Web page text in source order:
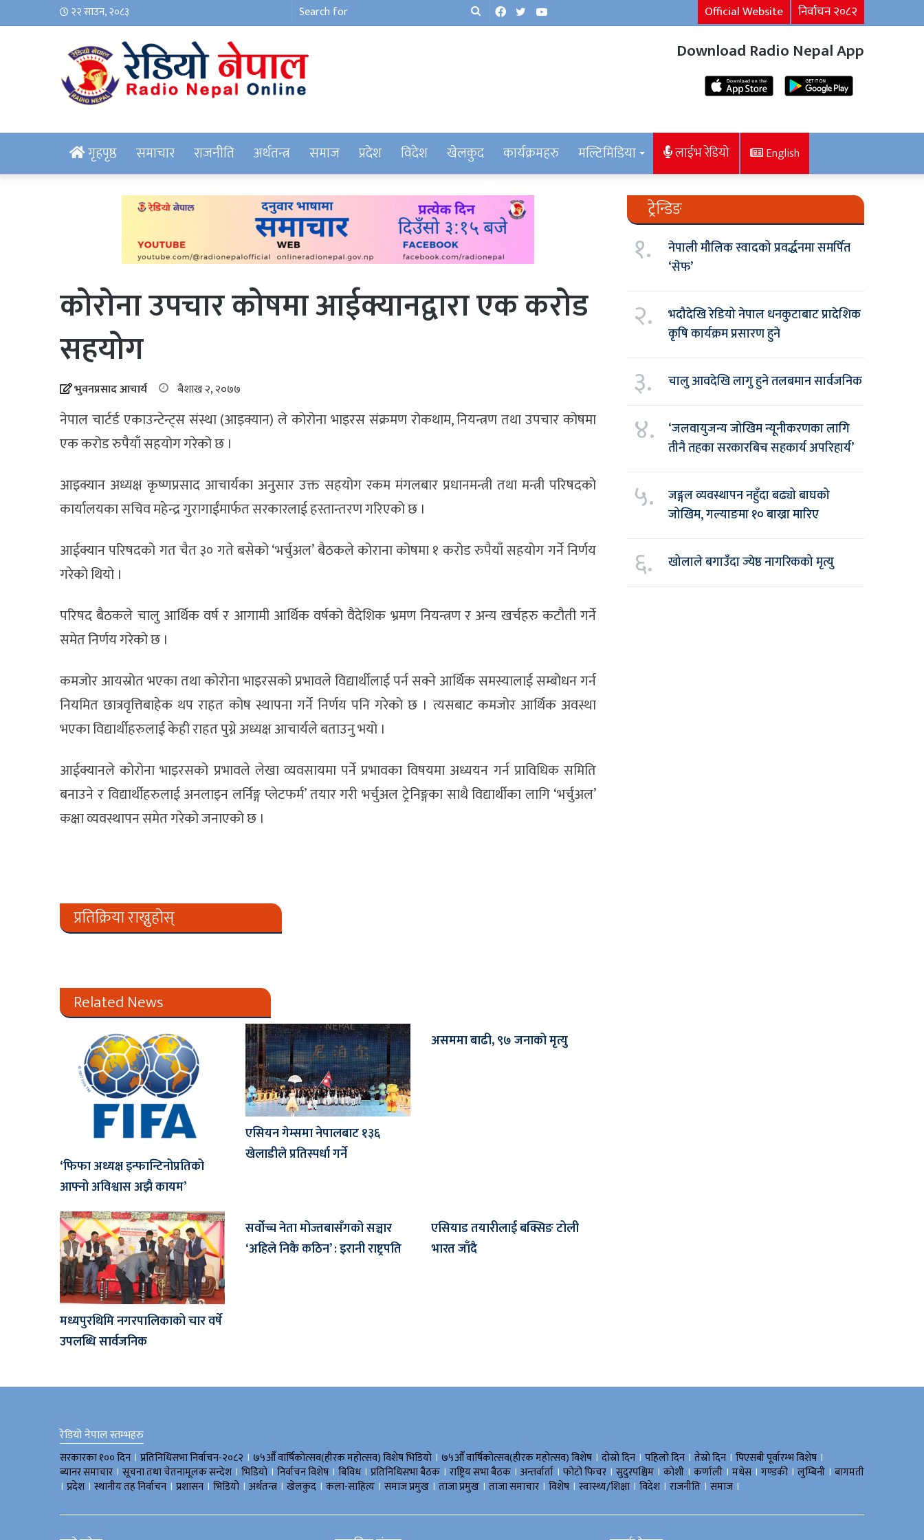
२२ साउन, २०८३
SearchFacebook
TwitterYouTube Official Website निर्वाचन २०८२
Download Radio Nepal App
गृहपृष्ठ समाचार राजनीति अर्थतन्त्र समाज प्रदेश विदेश खेलकुद कार्यक्रमहरु मल्टिमिडिया लाईभ रेडियो English
कोरोना उपचार कोषमा आईक्यानद्वारा एक करोड
सहयोग
भुवनप्रसाद आचार्य बैशाख २, २०७७
नेपाल चार्टर्ड एकाउन्टेन्ट्स संस्था (आइक्यान) ले कोरोना भाइरस संक्रमण रोकथाम, नियन्त्रण तथा उपचार कोषमा
एक करोड रुपैयाँ सहयोग गरेको छ ।
आइक्यान अध्यक्ष कृष्णप्रसाद आचार्यका अनुसार उक्त सहयोग रकम मंगलबार प्रधानमन्त्री तथा मन्त्री परिषदको
कार्यालयका सचिव महेन्द्र गुरागाईंमार्फत सरकारलाई हस्तान्तरण गरिएको छ ।
आईक्यान परिषदको गत चैत ३० गते बसेको ‘भर्चुअल’ बैठकले कोराना कोषमा १ करोड रुपैयाँ सहयोग गर्ने निर्णय
गरेको थियो ।
परिषद बैठकले चालु आर्थिक वर्ष र आगामी आर्थिक वर्षको वैदेशिक भ्रमण नियन्त्रण र अन्य खर्चहरु कटौती गर्ने
समेत निर्णय गरेको छ ।
कमजोर आयस्रोत भएका तथा कोरोना भाइरसको प्रभावले विद्यार्थीलाई पर्न सक्ने आर्थिक समस्यालाई सम्बोधन गर्न
नियमित छात्रवृत्तिबाहेक थप राहत कोष स्थापना गर्ने निर्णय पनि गरेको छ । त्यसबाट कमजोर आर्थिक अवस्था
भएका विद्यार्थीहरुलाई केही राहत पुग्ने अध्यक्ष आचार्यले बताउनु भयो ।
आईक्यानले कोरोना भाइरसको प्रभावले लेखा व्यवसायमा पर्ने प्रभावका विषयमा अध्ययन गर्न प्राविधिक समिति
बनाउने र विद्यार्थीहरुलाई अनलाइन लर्निङ्ग प्लेटफर्म’ तयार गरी भर्चुअल ट्रेनिङ्गका साथै विद्यार्थीका लागि ‘भर्चुअल’
कक्षा व्यवस्थापन समेत गरेको जनाएको छ ।
प्रतिक्रिया राख्नुहोस्
Related News
‘फिफा अध्यक्ष इन्फान्टिनोप्रतिको
आफ्नो अविश्वास अझै कायम’
एसियन गेम्समा नेपालबाट १३६
खेलाडीले प्रतिस्पर्धा गर्ने
असममा बाढी, ९७ जनाको मृत्यु
मध्यपुरथिमि नगरपालिकाको चार वर्षे
उपलब्धि सार्वजनिक
सर्वोच्च नेता मोज्तबासँगको सञ्चार
‘अहिले निकै कठिन’ : इरानी राष्ट्रपति
एसियाड तयारीलाई बक्सिङ टोली
भारत जाँदै
ट्रेन्डिङ
१.
नेपाली मौलिक स्वादको प्रवर्द्धनमा समर्पित
‘सेफ’
२.
भदौदेखि रेडियो नेपाल धनकुटाबाट प्रादेशिक
कृषि कार्यक्रम प्रसारण हुने
३. चालु आवदेखि लागु हुने तलबमान सार्वजनिक
४.
‘जलवायुजन्य जोखिम न्यूनीकरणका लागि
तीनै तहका सरकारबिच सहकार्य अपरिहार्य’
५.
जङ्गल व्यवस्थापन नहुँदा बढ्यो बाघको
जोखिम, गल्याङमा १० बाख्रा मारिए
६. खोलाले बगाउँदा ज्येष्ठ नागरिकको मृत्यु
रेडियो नेपाल स्तम्भहरु
सरकारका १०० दिन । प्रतिनिधिसभा निर्वाचन-२०८२ । ७५औँ वार्षिकोत्सव(हीरक महोत्सव) विशेष भिडियाे । ७५औँ वार्षिकोत्सव(हीरक महोत्सव) विशेष । दोस्रो दिन । पहिलो दिन । तेस्रो दिन । पिएसबी पूर्वारम्भ विशेष ।
ब्यानर समाचार । सूचना तथा चेतनामूलक सन्देश । भिडियाे । निर्वाचन विशेष । बिविध। प्रतिनिधिसभा बैठक । राष्ट्रिय सभा बैठक । अन्तर्वार्ता । फोटो फिचर । सुदुरपश्चिम । काेशी । कर्णाली । मधेस । गण्डकी । लुम्बिनी । बागमती
। प्रदेश । स्थानीय तह निर्वाचन । प्रशासन । भिडियो । अर्थतन्त्र । खेलकुद । कला-साहित्य । समाज प्रमुख । ताजा प्रमुख । ताजा समाचार । विशेष । स्वास्थ्य/शिक्षा । विदेश । राजनीति । समाज ।